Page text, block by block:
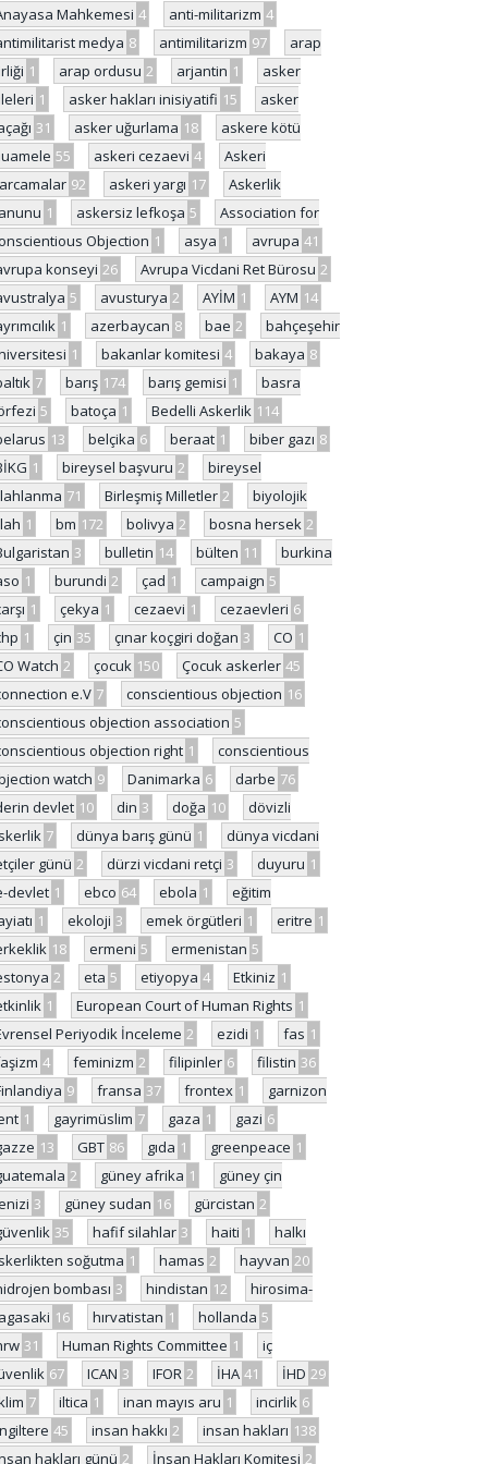
Mahkemesi 4 anti-militarizm 4
medya 8 antimilitarizm 97
arap
1 arap ordusu 2 arjantin 1
asker
1 asker hakları inisiyatifi 15
asker
31 asker uğurlama 18
askere kötü
55 askeri cezaevi 4
Askeri
92 askeri yargı 17
Askerlik
1 askersiz lefkoşa 5
Association for
Objection 1 asya 1 avrupa 41
konseyi 26 Avrupa Vicdani Ret Bürosu 2
5 avusturya 2 AYİM 1 AYM 14
1 azerbaycan 8 bae 2
bahçeşehir
1 bakanlar komitesi 4 bakaya 8
7 barış 174 barış gemisi 1
basra
5 batoça 1 Bedelli Askerlik 114
13 belçika 6 beraat 1 biber gazı 8
1 bireysel başvuru 2
bireysel
71 Birleşmiş Milletler 2
biyolojik
1 bm 172 bolivya 2 bosna hersek 2
3 bulletin 14 bülten 11
burkina
1 burundi 2 çad 1 campaign 5
1 çekya 1 cezaevi 1 cezaevleri 6
1 çin 35 çınar koçgiri doğan 3 CO 1
Watch 2 çocuk 150 Çocuk askerler 45
e.V 7 conscientious objection 16
objection association 5
objection right 1
conscientious
watch 9 Danimarka 6 darbe 76
devlet 10 din 3 doğa 10
dövizli
7 dünya barış günü 1
dünya vicdani
günü 2 dürzi vicdani retçi 3 duyuru 1
devlet 1 ebco 64 ebola 1
eğitim
1 ekoloji 3 emek örgütleri 1 eritre 1
18 ermeni 5 ermenistan 5
2 eta 5 etiyopya 4 Etkiniz 1
1 European Court of Human Rights 1
Periyodik İnceleme 2 ezidi 1 fas 1
4 feminizm 2 filipinler 6 filistin 36
9 fransa 37 frontex 1
garnizon
1 gayrimüslim 7 gaza 1 gazi 6
13 GBT 86 gıda 1 greenpeace 1
2 güney afrika 1
güney çin
3 güney sudan 16 gürcistan 2
35 hafif silahlar 3 haiti 1
halkı
soğutma 1 hamas 2 hayvan 20
bombası 3 hindistan 12
hirosima-
16 hırvatistan 1 hollanda 5
31 Human Rights Committee 1
iç
67 ICAN 3 IFOR 2 İHA 41 İHD 29
7 iltica 1 inan mayıs aru 1 incirlik 6
45 insan hakkı 2 insan hakları 138
hakları günü 2 İnsan Hakları Komitesi 2